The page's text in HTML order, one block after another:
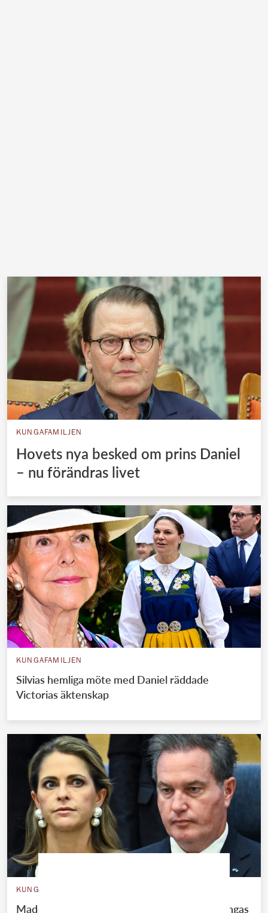
KUNGAFAMILJEN
Hovets nya besked om prins Daniel
– nu förändras livet
KUNGAFAMILJEN
Silvias hemliga möte med Daniel räddade
Victorias äktenskap
KUNGAFAMILJEN
Madeleines ekonomiska jätteflopp – Chris tvingas